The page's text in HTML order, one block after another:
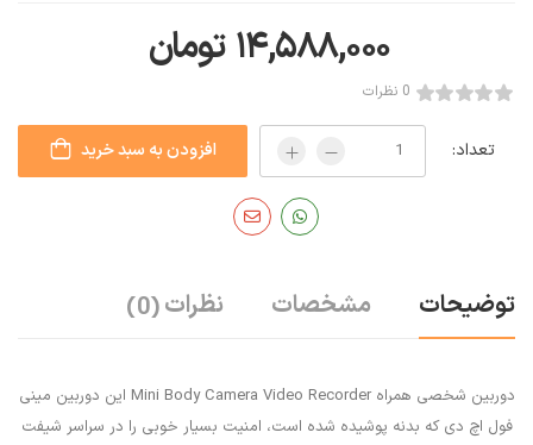
۱۴,۵۸۸,۰۰۰ تومان
0 نظرات
تعداد: افزودن به سبد خرید
توضیحات مشخصات نظرات(0)
دوربین شخصی همراه Mini Body Camera Video Recorder این دوربین مینی
فول اچ دی که بدنه پوشیده شده است، امنیت بسیار خوبی را در سراسر شیفت